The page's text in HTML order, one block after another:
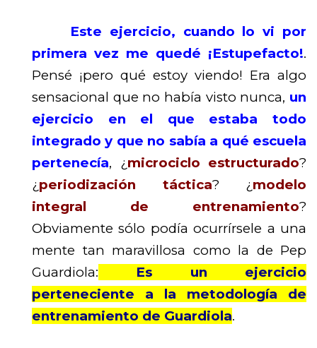
Este ejercicio, cuando lo vi por
primera vez me quedé ¡Estupefacto!.
Pensé ¡pero qué estoy viendo! Era algo
sensacional que no había visto nunca, un
ejercicio en el que estaba todo
integrado y que no sabía a qué escuela
pertenecía, ¿ microciclo estructurado?
¿ periodización táctica? ¿ modelo
integral de entrenamiento?
Obviamente sólo podía ocurrírsele a una
mente tan maravillosa como la de Pep
Guardiola: Es un ejercicio
perteneciente a la metodología de
entrenamiento de Guardiola.